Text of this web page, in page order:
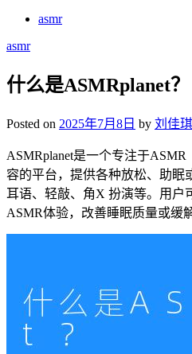
asmr
asmr
什么是ASMRplanet？
Posted on 2025年7月8日 by 刘佳琪
ASMRplanet是一个专注于
容的平台，提供各种放松、助眠
耳语、轻敲、角X 扮演等。用户
ASMR体验，改善睡眠质量或缓